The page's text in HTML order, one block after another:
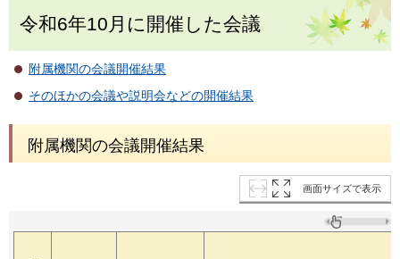
令和6年10月に開催した会議
附属機関の会議開催結果
そのほかの会議や説明会などの開催結果
附属機関の会議開催結果
画面サイズで表示